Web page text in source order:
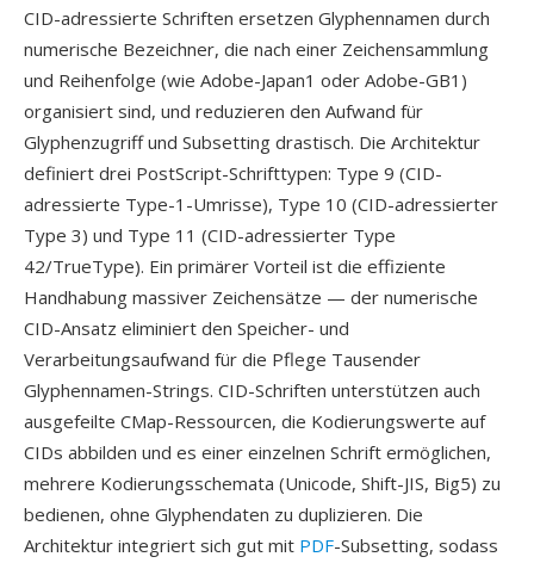
CID-adressierte Schriften ersetzen Glyphennamen durch
numerische Bezeichner, die nach einer Zeichensammlung
und Reihenfolge (wie Adobe-Japan1 oder Adobe-GB1)
organisiert sind, und reduzieren den Aufwand für
Glyphenzugriff und Subsetting drastisch. Die Architektur
definiert drei PostScript-Schrifttypen: Type 9 (CID-
adressierte Type-1-Umrisse), Type 10 (CID-adressierter
Type 3) und Type 11 (CID-adressierter Type
42/TrueType). Ein primärer Vorteil ist die effiziente
Handhabung massiver Zeichensätze — der numerische
CID-Ansatz eliminiert den Speicher- und
Verarbeitungsaufwand für die Pflege Tausender
Glyphennamen-Strings. CID-Schriften unterstützen auch
ausgefeilte CMap-Ressourcen, die Kodierungswerte auf
CIDs abbilden und es einer einzelnen Schrift ermöglichen,
mehrere Kodierungsschemata (Unicode, Shift-JIS, Big5) zu
bedienen, ohne Glyphendaten zu duplizieren. Die
Architektur integriert sich gut mit PDF-Subsetting, sodass